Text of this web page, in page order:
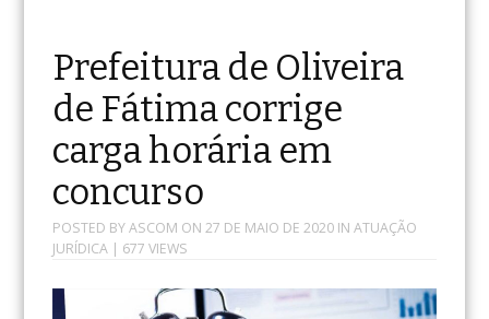
Prefeitura de Oliveira
de Fátima corrige
carga horária em
concurso
POSTED BYASCOM ON 27 DE MAIO DE 2020IN ATUAÇÃO
JURÍDICA| 677 VIEWS